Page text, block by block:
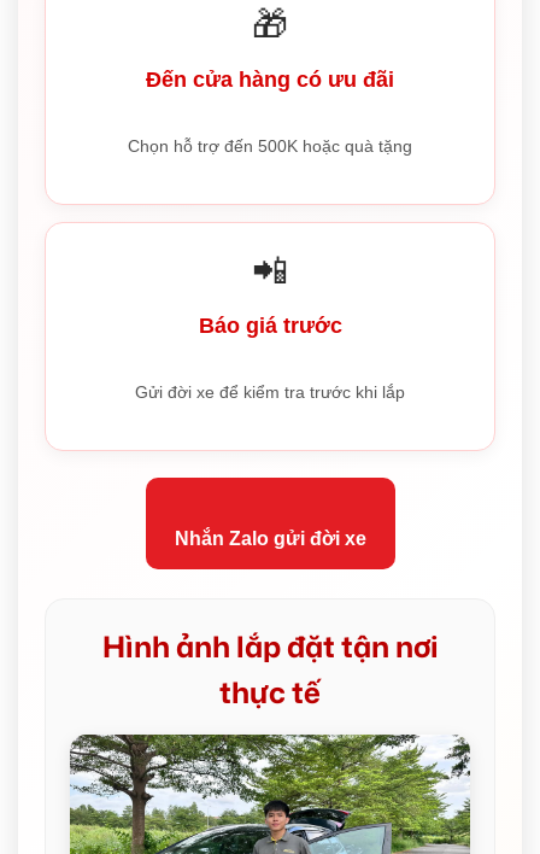
🎁
Đến cửa hàng có ưu đãi
Chọn hỗ trợ đến 500K hoặc quà tặng
📲
Báo giá trước
Gửi đời xe để kiểm tra trước khi lắp
Nhắn Zalo gửi đời xe
Hình ảnh lắp đặt tận nơi
thực tế